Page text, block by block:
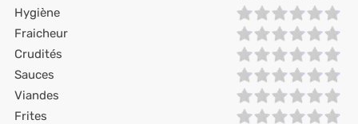
Hygiène
Fraicheur
Crudités
Sauces
Viandes
Frites